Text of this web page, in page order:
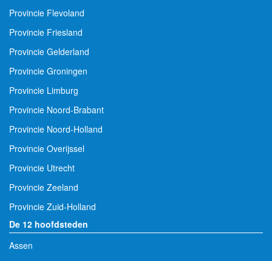
Provincie Flevoland
Provincie Friesland
Provincie Gelderland
Provincie Groningen
Provincie Limburg
Provincie Noord-Brabant
Provincie Noord-Holland
Provincie Overijssel
Provincie Utrecht
Provincie Zeeland
Provincie Zuid-Holland
De 12 hoofdsteden
Assen